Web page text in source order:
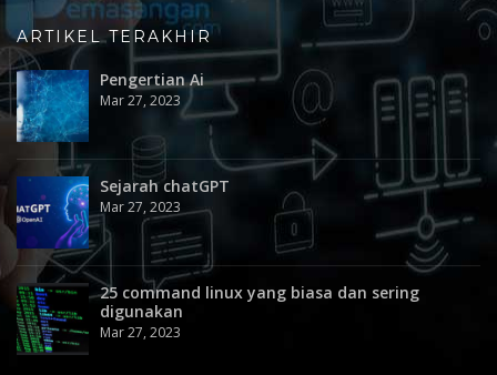
ARTIKEL TERAKHIR
Pengertian Ai
Mar 27, 2023
Sejarah chatGPT
Mar 27, 2023
25 command linux yang biasa dan sering
digunakan
Mar 27, 2023